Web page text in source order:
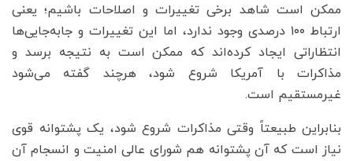
ممکن است شاهد برخی تغییرات و اصلاحات باشیم؛ یعنی
ارتباط ۱۰۰ درصدی وجود ندارد، اما این تغییرات و جابه‌جایی‌ها
انتظاراتی ایجاد کرده‌اند که ممکن است به نتیجه برسد و
مذاکرات با آمریکا شروع شود، هرچند گفته می‌شود
غیرمستقیم است.
بنابراین طبیعتاً وقتی مذاکرات شروع شود، یک پشتوانه قوی
نیاز است که آن پشتوانه هم شورای عالی امنیت و انسجام آن